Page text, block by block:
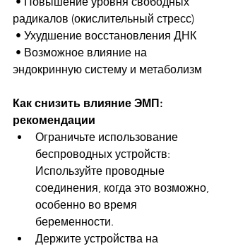
радикалов (окислительный стресс)
• Ухудшение восстановления ДНК
эндокринную систему и метаболизм
Как снизить влияние ЭМП:
рекомендации
Ограничьте использование
беспроводных устройств:
Используйте проводные
соединения, когда это возможно,
особенно во время
беременности.
Держите устройства на